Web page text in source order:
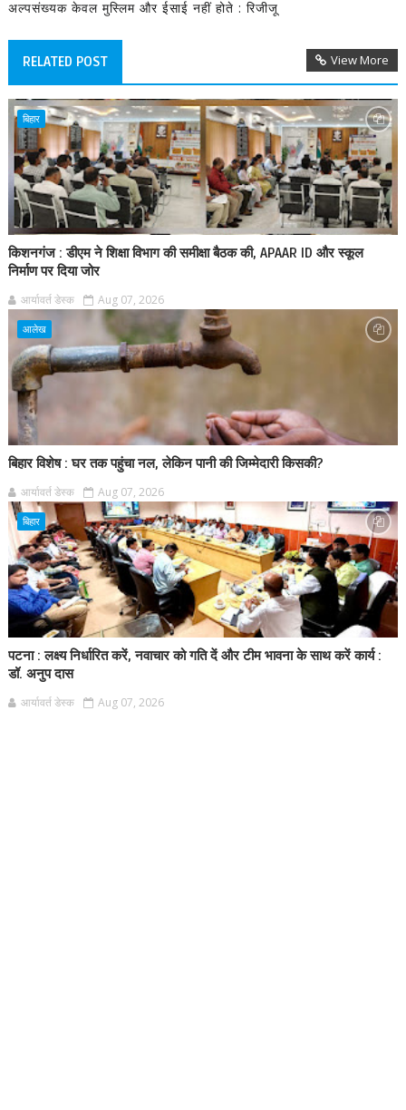
अल्पसंख्यक केवल मुस्लिम और ईसाई नहीं होते : रिजीजू
RELATED POST View More
बिहार
किशनगंज : डीएम ने शिक्षा विभाग की समीक्षा बैठक की, APAAR ID और स्कूल
निर्माण पर दिया जोर
आर्यावर्त डेस्क Aug 07, 2026
आलेख
बिहार विशेष : घर तक पहुंचा नल, लेकिन पानी की जिम्मेदारी किसकी?
आर्यावर्त डेस्क Aug 07, 2026
बिहार
पटना : लक्ष्य निर्धारित करें, नवाचार को गति दें और टीम भावना के साथ करें कार्य :
डॉ. अनुप दास
आर्यावर्त डेस्क Aug 07, 2026